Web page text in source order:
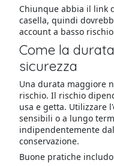
Chiunque abbia il link
casella, quindi
account a basso
Come la
sicurezza
Una durata maggiore
rischio. Il rischio
usa e getta. Utilizzare
sensibili o a lungo
indipendentemente
conservazione.
Buone pratiche